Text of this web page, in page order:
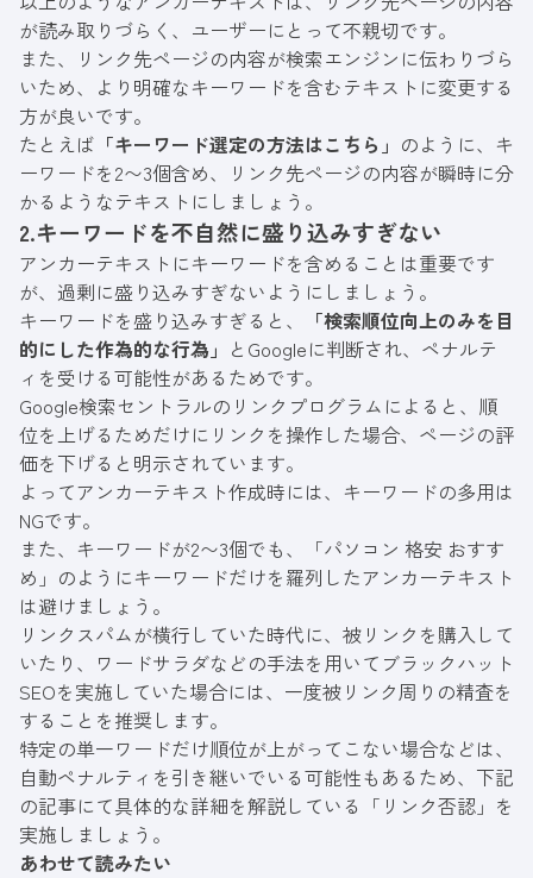
が読み取りづらく、ユーザーにとって不親切です。
また、リンク先ページの内容が検索エンジンに伝わりづら
いため、より明確なキーワードを含むテキストに変更する
方が良いです。
たとえば 「キーワード選定の方法はこちら」 のように、キ
ーワードを2〜3個含め、リンク先ページの内容が瞬時に分
かるようなテキストにしましょう。
2.キーワードを不自然に盛り込みすぎない
アンカーテキストにキーワードを含めることは重要です
が、過剰に盛り込みすぎないようにしましょう。
キーワードを盛り込みすぎると、
「検索順位向上のみを目
的にした作為的な行為」 とGoogleに判断され、ペナルテ
ィを受ける可能性があるためです。
Google検索セントラルのリンクプログラム によると、順
位を上げるためだけにリンクを操作した場合、ページの評
価を下げると明示されています。
よってアンカーテキスト作成時には、キーワードの多用は
NGです。
また、キーワードが2〜3個でも、「パソコン 格安 おすす
め」のようにキーワードだけを羅列したアンカーテキスト
は避けましょう。
リンクスパムが横行していた時代に、被リンクを購入して
いたり、ワードサラダなどの手法を用いてブラックハット
SEOを実施していた場合には、一度被リンク周りの精査を
することを推奨します。
特定の単一ワードだけ順位が上がってこない場合などは、
自動ペナルティを引き継いでいる可能性もあるため、下記
の記事にて具体的な詳細を解説している「リンク否認」を
実施しましょう。
あわせて読みたい